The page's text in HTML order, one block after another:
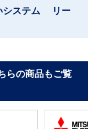
システム リー
らの商品もご覧